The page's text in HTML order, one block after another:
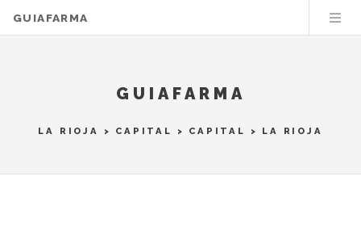
GUIAFARMA
GUIAFARMA
LA RIOJA > CAPITAL > CAPITAL > LA RIOJA